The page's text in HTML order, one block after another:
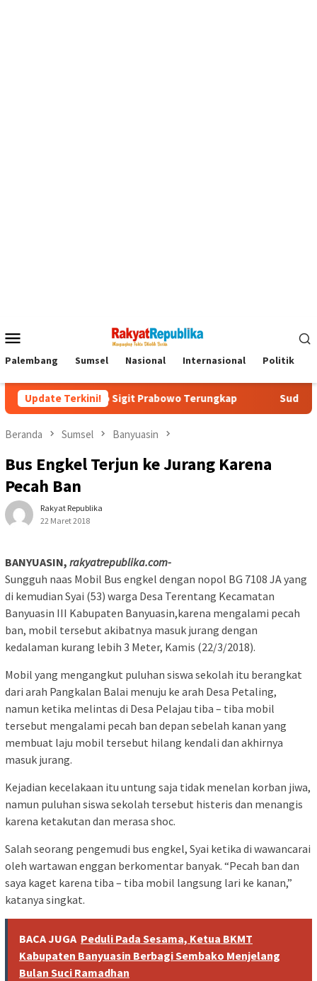
Mobile
Palembang Sumsel Nasional Internasional Politik
Update Terkini!
Listyo Sigit Prabowo Terungkap Sudah Tiga Jam
Beranda Sumsel Banyuasin
Bus Engkel Terjun ke Jurang Karena
Pecah Ban
Rakyat Republika
22 Maret 2018
BANYUASIN, rakyatrepublika.com-
Sungguh naas Mobil Bus engkel dengan nopol BG 7108 JA yang
di kemudian Syai (53) warga Desa Terentang Kecamatan
Banyuasin III Kabupaten Banyuasin,karena mengalami pecah
ban, mobil tersebut akibatnya masuk jurang dengan
kedalaman kurang lebih 3 Meter, Kamis (22/3/2018).
Mobil yang mengangkut puluhan siswa sekolah itu berangkat
dari arah Pangkalan Balai menuju ke arah Desa Petaling,
namun ketika melintas di Desa Pelajau tiba – tiba mobil
tersebut mengalami pecah ban depan sebelah kanan yang
membuat laju mobil tersebut hilang kendali dan akhirnya
masuk jurang.
Kejadian kecelakaan itu untung saja tidak menelan korban jiwa,
namun puluhan siswa sekolah tersebut histeris dan menangis
karena ketakutan dan merasa shoc.
Salah seorang pengemudi bus engkel, Syai ketika di wawancarai
oleh wartawan enggan berkomentar banyak. “Pecah ban dan
saya kaget karena tiba – tiba mobil langsung lari ke kanan,”
katanya singkat.
BACA JUGA Peduli Pada Sesama, Ketua BKMT
Kabupaten Banyuasin Berbagi Sembako Menjelang
Bulan Suci Ramadhan